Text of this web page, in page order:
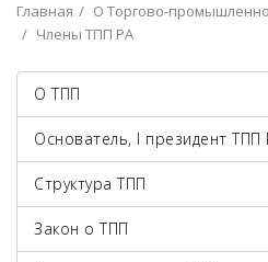
Главная О Торгово-
Члены ТПП РА
О ТПП
Основатель, I президент ТПП
Структура ТПП
Закон о ТПП